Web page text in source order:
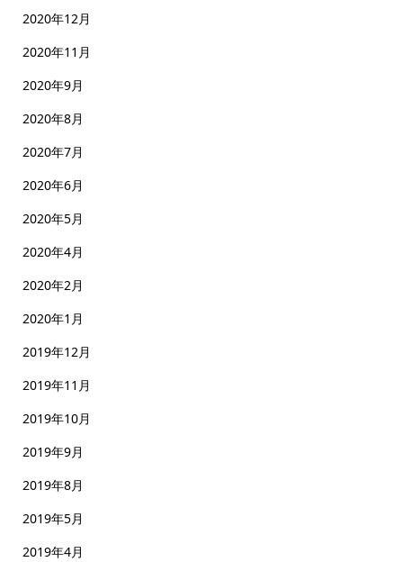
2020年12月
2020年11月
2020年9月
2020年8月
2020年7月
2020年6月
2020年5月
2020年4月
2020年2月
2020年1月
2019年12月
2019年11月
2019年10月
2019年9月
2019年8月
2019年5月
2019年4月